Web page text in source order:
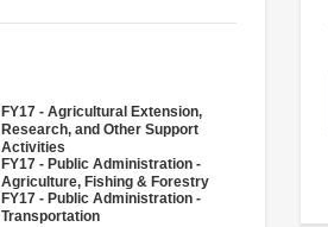
FY17 - Agricultural Extension,
Research, and Other Support
Activities
FY17 - Public Administration -
Agriculture, Fishing & Forestry
FY17 - Public Administration -
Transportation